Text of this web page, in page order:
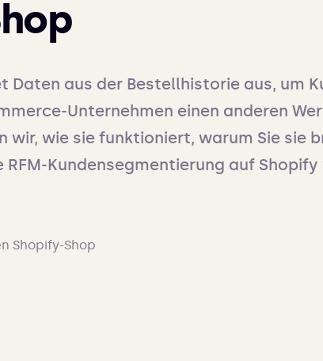
Daten aus der Bestellhistorie aus, um
Unternehmen einen anderen
wir, wie sie funktioniert, warum Sie sie
RFM-Kundensegmentierung auf